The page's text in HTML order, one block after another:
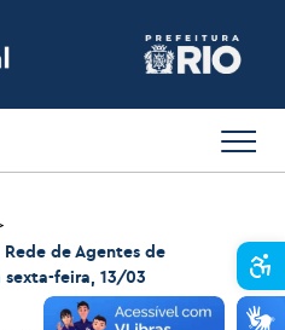
de Agentes de
feira, 13/03